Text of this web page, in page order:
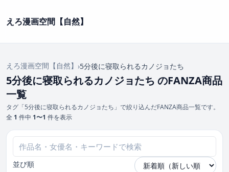
えろ漫画空間【自然】
えろ漫画空間【自然】 ›5分後に寝取られるカノジョたち
5分後に寝取られるカノジョたち のFANZA商品
一覧
タグ「5分後に寝取られるカノジョたち」で絞り込んだFANZA商品一覧です。
全 1 件中 1〜1 件を表示
並び順